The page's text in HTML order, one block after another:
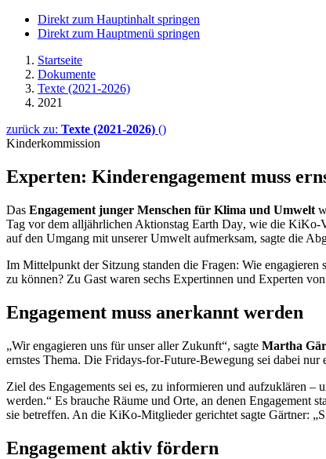
Direkt zum Hauptinhalt springen
Direkt zum Hauptmenü springen
Startseite
Dokumente
Texte (2021-2026)
2021
zurück zu: Texte (2021-2026) ()
Kinderkommission
Experten: Kinder­engagement muss
Das Engagement junger Menschen für Klima und Umwelt
Tag vor dem alljährlichen Aktionstag Earth Day, wie die KiKo-
auf den Umgang mit unserer Umwelt aufmerksam, sagte die
Im Mittelpunkt der Sitzung standen die Fragen: Wie
zu können? Zu Gast waren sechs Expertinnen und Experten von
Engagement muss anerkannt werden
„Wir engagieren uns für unser aller Zukunft“, sagte Martha
ernstes Thema. Die Fridays-for-Future-Bewegung sei dabei nur
Ziel des Engagements sei es, zu informieren und aufzuklären –
werden.“ Es brauche Räume und Orte, an denen Engagement
sie betreffen. An die KiKo-Mitglieder gerichtet sagte Gärtner:
Engagement aktiv fördern